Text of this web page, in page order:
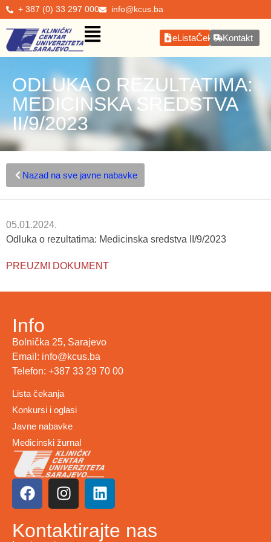
+ 387 (0) 33 297 000 info@kcus.ba
eListaČekanjaKontakt
ODLUKA O REZULTATIMA:
MEDICINSKA SREDSTVA
II/9/2023
Nazad na sve javne nabavke
05.01.2024.
Odluka o rezultatima: Medicinska sredstva II/9/2023
PREUZMI DOKUMENT
Info
Bolnička 25, Sarajevo
Email: info@kcus.ba
Telefon: +387 33 29 70 00
Lista čekanja
Konkursi i oglasi
Javne nabavke
Medicinski žurnal
Kontaktirajte nas